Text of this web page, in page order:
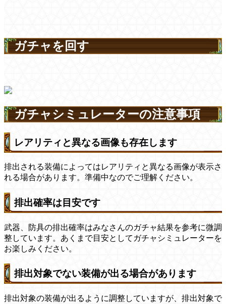
ガチャを回す
ガチャシミュレーターの注意事項
レアリティと異なる画像も存在します
排出される装備によってはレアリティと異なる画像が表示さ
れる場合があります。準備中なのでご理解ください。
排出確率は目安です
武器、防具の排出確率はみなさんのガチャ結果を参考に微調
整しています。あくまで目安としてガチャシミュレーターを
お楽しみください。
排出対象でない装備が出る場合があります
排出対象の装備が出るように調整していますが、排出対象で